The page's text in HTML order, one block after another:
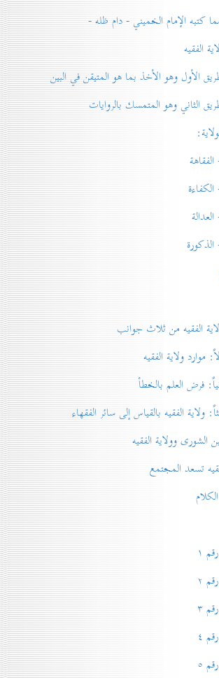
الإمام الخميني - دام ظله -
الفقيه
وهو الأخذ بما هو المتيقن في البين
وهو المتمسك بالروايات
من ثلاث جوانب
ولاية الفقيه
العلم بالخطأ
الفقيه بالقياس إلى سائر الفقهاء
وولاية الفقيه
تسعد المجتمع
۱
۲
۳
٤
٥